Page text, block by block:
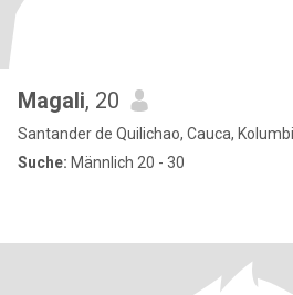
Magali, 20
Santander de Quilichao, Cauca,
Suche: Männlich 20 - 30